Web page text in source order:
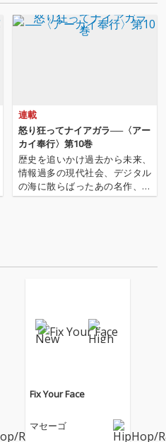
連載
怒り狂ってナイアガラ──〈アー
カイ奉行〉第10巻
歴史を追いかけ過去から未来、
情報過多の現代社会、デジタル
の海に散らばったあの名作、こ
の名作たちをひとつにまとめる
音源 2.これまで未配信…
Fix Your Face
マセーゴ